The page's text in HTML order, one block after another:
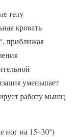
телу
кровать
приближая
уменьшает
работу мышц
ног на 15–30°)